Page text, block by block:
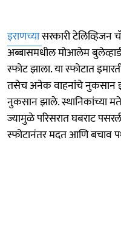
इराणच्यासरकारी टेलिव्हिजन
अब्बासमधील मोआलेम
स्फोट झाला. या स्फोटात
तसेच अनेक वाहनांचे नुकसान
नुकसान झाले. स्थानिकांच्या
ज्यामुळे परिसरात घबराट
स्फोटानंतर मदत आणि बचाव